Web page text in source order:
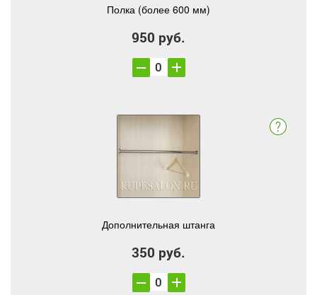
Полка (более 600 мм)
950 руб.
Дополнительная штанга
350 руб.